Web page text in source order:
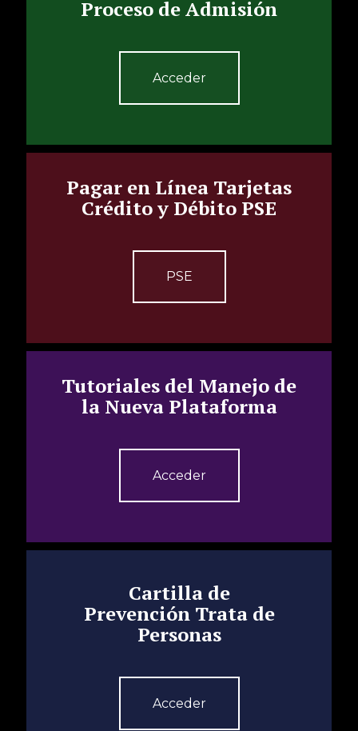
Proceso de Admisión
Acceder
Pagar en Línea Tarjetas
Crédito y Débito PSE
PSE
Tutoriales del Manejo de
la Nueva Plataforma
Acceder
Cartilla de
Prevención Trata de
Personas
Acceder